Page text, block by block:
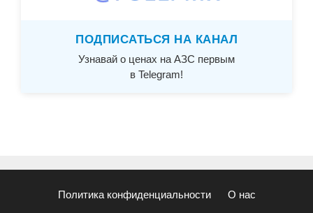
ПОДПИСАТЬСЯ НА КАНАЛ
Узнавай о ценах на АЗС первым
в Telegram!
Политика конфиденциальности О нас